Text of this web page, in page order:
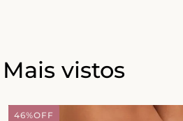
Mais vistos
46%OFF